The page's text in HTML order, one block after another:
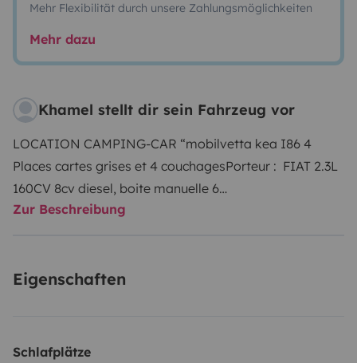
Mehr Flexibilität durch unsere Zahlungsmöglichkeiten
Mehr dazu
Khamel stellt dir sein Fahrzeug vor
LOCATION CAMPING-CAR “mobilvetta kea I86 4
Places cartes grises et 4 couchagesPorteur : FIAT 2.3L
160CV 8cv diesel, boite manuelle 6
vitessesClimatisation, régulateur de vitesse, autoradio
grand frigo 150L avec congelo, 2 télévision avec USB
panneau solaire 160w attelage micro onde four
Zur Beschreibung
Eigenschaften
Schlafplätze